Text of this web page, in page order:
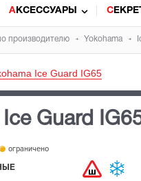
АКСЕССУАРЫ
производителю Yokohama
Ice Guard IG65
Guard
ограничено